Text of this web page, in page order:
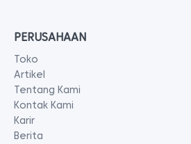
PERUSAHAAN
Toko
Artikel
Tentang Kami
Kontak Kami
Karir
Berita